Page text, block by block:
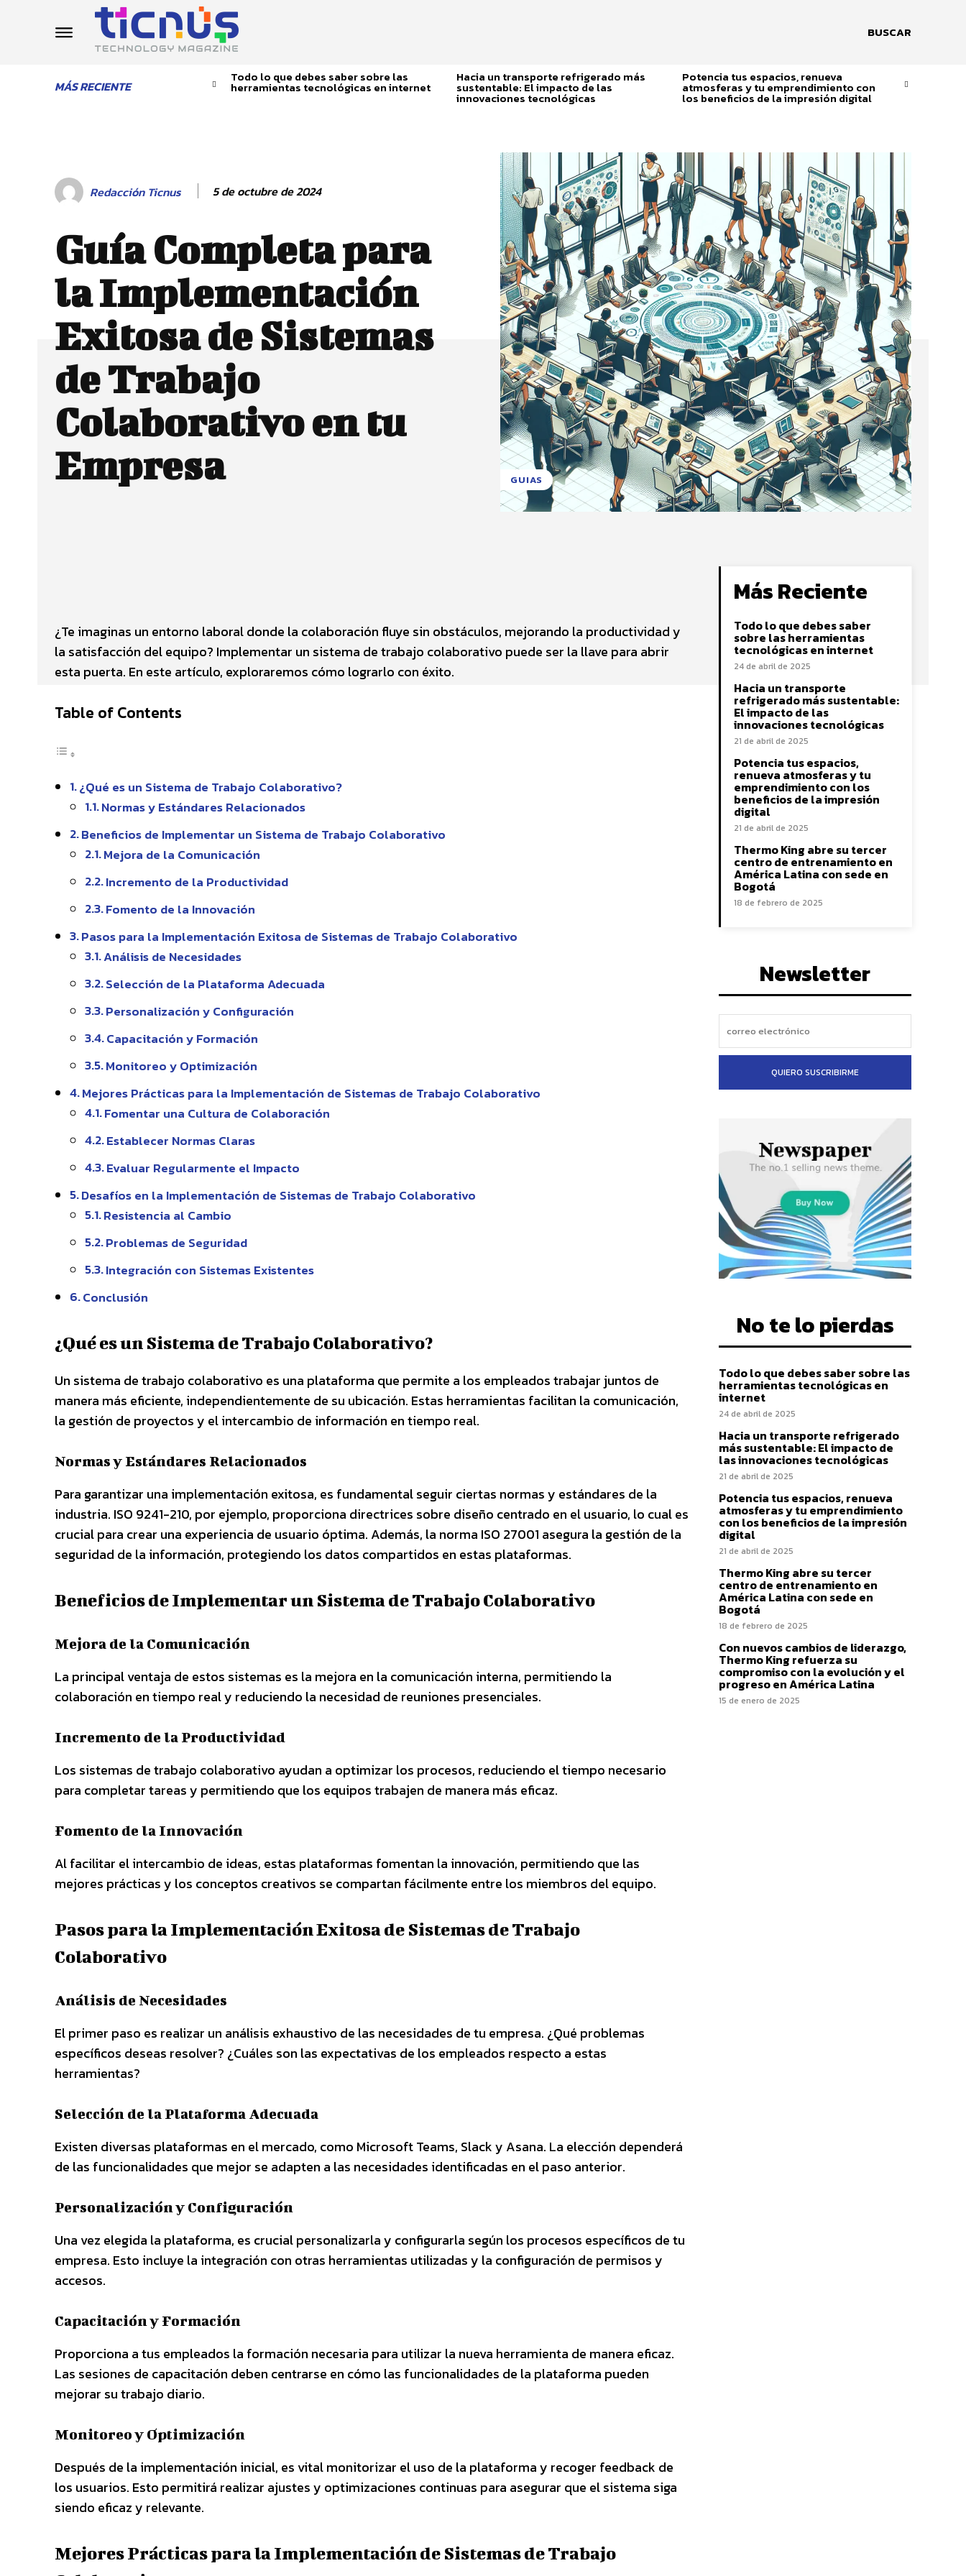
BUSCAR
MÁS RECIENTE
Todo lo que debes saber sobre las
herramientas tecnológicas en internet
Hacia un transporte refrigerado más
sustentable: El impacto de las
innovaciones tecnológicas
Potencia tus espacios, renueva
atmosferas y tu emprendimiento con
los beneficios de la impresión digital
Redacción Ticnus 5 de octubre de 2024
Guía Completa para
la Implementación
Exitosa de Sistemas
de Trabajo
Colaborativo en tu
Empresa
GUIAS
¿Te imaginas un entorno laboral donde la colaboración fluye sin obstáculos, mejorando la productividad y
la satisfacción del equipo? Implementar un sistema de trabajo colaborativo puede ser la llave para abrir
esta puerta. En este artículo, exploraremos cómo lograrlo con éxito.
Table of Contents
¿Qué es un Sistema de Trabajo Colaborativo?
Normas y Estándares Relacionados
Beneficios de Implementar un Sistema de Trabajo Colaborativo
Mejora de la Comunicación
Incremento de la Productividad
Fomento de la Innovación
Pasos para la Implementación Exitosa de Sistemas de Trabajo Colaborativo
Análisis de Necesidades
Selección de la Plataforma Adecuada
Personalización y Configuración
Capacitación y Formación
Monitoreo y Optimización
Mejores Prácticas para la Implementación de Sistemas de Trabajo Colaborativo
Fomentar una Cultura de Colaboración
Establecer Normas Claras
Evaluar Regularmente el Impacto
Desafíos en la Implementación de Sistemas de Trabajo Colaborativo
Resistencia al Cambio
Problemas de Seguridad
Integración con Sistemas Existentes
Conclusión
¿Qué es un Sistema de Trabajo Colaborativo?
Un sistema de trabajo colaborativo es una plataforma que permite a los empleados trabajar juntos de
manera más eficiente, independientemente de su ubicación. Estas herramientas facilitan la comunicación,
la gestión de proyectos y el intercambio de información en tiempo real.
Normas y Estándares Relacionados
Para garantizar una implementación exitosa, es fundamental seguir ciertas normas y estándares de la
industria. ISO 9241-210, por ejemplo, proporciona directrices sobre diseño centrado en el usuario, lo cual es
crucial para crear una experiencia de usuario óptima. Además, la norma ISO 27001 asegura la gestión de la
seguridad de la información, protegiendo los datos compartidos en estas plataformas.
Beneficios de Implementar un Sistema de Trabajo Colaborativo
Mejora de la Comunicación
La principal ventaja de estos sistemas es la mejora en la comunicación interna, permitiendo la
colaboración en tiempo real y reduciendo la necesidad de reuniones presenciales.
Incremento de la Productividad
Los sistemas de trabajo colaborativo ayudan a optimizar los procesos, reduciendo el tiempo necesario
para completar tareas y permitiendo que los equipos trabajen de manera más eficaz.
Fomento de la Innovación
Al facilitar el intercambio de ideas, estas plataformas fomentan la innovación, permitiendo que las
mejores prácticas y los conceptos creativos se compartan fácilmente entre los miembros del equipo.
Pasos para la Implementación Exitosa de Sistemas de Trabajo
Colaborativo
Análisis de Necesidades
El primer paso es realizar un análisis exhaustivo de las necesidades de tu empresa. ¿Qué problemas
específicos deseas resolver? ¿Cuáles son las expectativas de los empleados respecto a estas
herramientas?
Selección de la Plataforma Adecuada
Existen diversas plataformas en el mercado, como Microsoft Teams, Slack y Asana. La elección dependerá
de las funcionalidades que mejor se adapten a las necesidades identificadas en el paso anterior.
Personalización y Configuración
Una vez elegida la plataforma, es crucial personalizarla y configurarla según los procesos específicos de tu
empresa. Esto incluye la integración con otras herramientas utilizadas y la configuración de permisos y
accesos.
Capacitación y Formación
Proporciona a tus empleados la formación necesaria para utilizar la nueva herramienta de manera eficaz.
Las sesiones de capacitación deben centrarse en cómo las funcionalidades de la plataforma pueden
mejorar su trabajo diario.
Monitoreo y Optimización
Después de la implementación inicial, es vital monitorizar el uso de la plataforma y recoger feedback de
los usuarios. Esto permitirá realizar ajustes y optimizaciones continuas para asegurar que el sistema siga
siendo eficaz y relevante.
Mejores Prácticas para la Implementación de Sistemas de Trabajo
Más Reciente
Todo lo que debes saber
sobre las herramientas
tecnológicas en internet
24 de abril de 2025
Hacia un transporte
refrigerado más sustentable:
El impacto de las
innovaciones tecnológicas
21 de abril de 2025
Potencia tus espacios,
renueva atmosferas y tu
emprendimiento con los
beneficios de la impresión
digital
21 de abril de 2025
Thermo King abre su tercer
centro de entrenamiento en
América Latina con sede en
Bogotá
18 de febrero de 2025
Newsletter
QUIERO SUSCRIBIRME
No te lo pierdas
Todo lo que debes saber sobre las
herramientas tecnológicas en
internet
24 de abril de 2025
Hacia un transporte refrigerado
más sustentable: El impacto de
las innovaciones tecnológicas
21 de abril de 2025
Potencia tus espacios, renueva
atmosferas y tu emprendimiento
con los beneficios de la impresión
digital
21 de abril de 2025
Thermo King abre su tercer
centro de entrenamiento en
América Latina con sede en
Bogotá
18 de febrero de 2025
Con nuevos cambios de liderazgo,
Thermo King refuerza su
compromiso con la evolución y el
progreso en América Latina
15 de enero de 2025